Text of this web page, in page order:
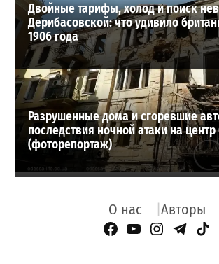
Двойные тарифы, холод и поиск
Дерибасовской: что удивило
1906 года
Разрушенные дома и сгоревшие
последствия ночной атаки на
(фоторепортаж)
О нас Авторы
Facebook Page
YouTube
Instagram